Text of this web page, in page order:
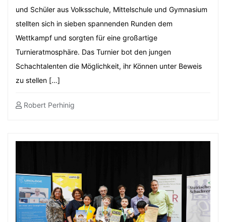
und Schüler aus Volksschule, Mittelschule und Gymnasium
stellten sich in sieben spannenden Runden dem
Wettkampf und sorgten für eine großartige
Turnieratmosphäre. Das Turnier bot den jungen
Schachtalenten die Möglichkeit, ihr Können unter Beweis
zu stellen […]
Robert Perhinig